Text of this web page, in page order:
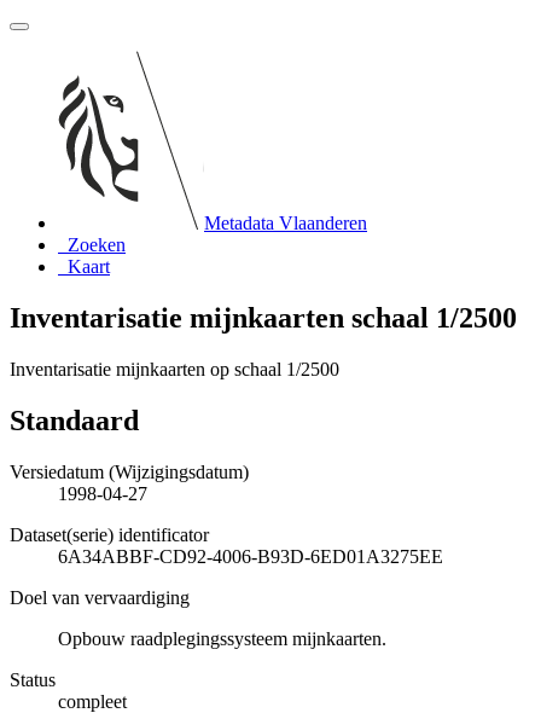
Metadata Vlaanderen
Zoeken
Kaart
Inventarisatie mijnkaarten schaal 1/2500
Inventarisatie mijnkaarten op schaal 1/2500
Standaard
Versiedatum (Wijzigingsdatum)
1998-04-27
Dataset(serie) identificator
6A34ABBF-CD92-4006-B93D-6ED01A3275EE
Doel van vervaardiging
Opbouw raadplegingssysteem mijnkaarten.
Status
compleet